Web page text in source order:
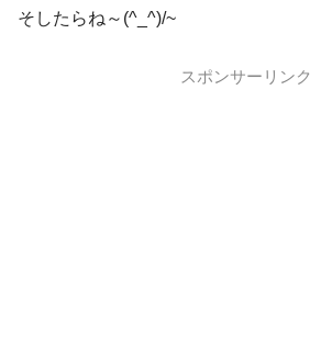
そしたらね～(^_^)/~
スポンサーリンク